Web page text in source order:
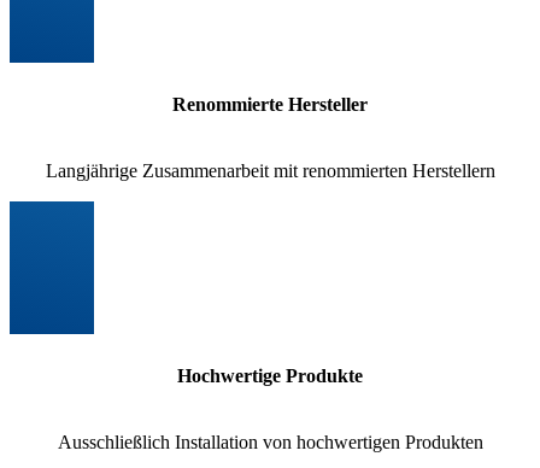
Renommierte Hersteller
Langjährige Zusammenarbeit mit renommierten Herstellern
Hochwertige Produkte
Ausschließlich Installation von hochwertigen Produkten